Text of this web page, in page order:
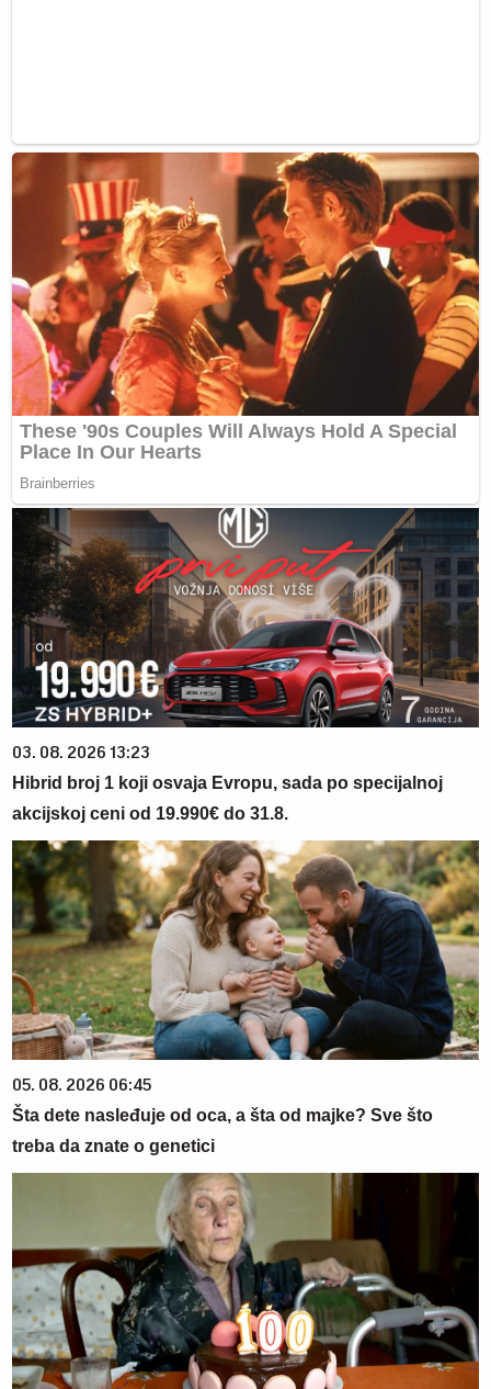
03. 08. 2026 13:23
Hibrid broj 1 koji osvaja Evropu, sada po specijalnoj
akcijskoj ceni od 19.990€ do 31.8.
05. 08. 2026 06:45
Šta dete nasleđuje od oca, a šta od majke? Sve što
treba da znate o genetici